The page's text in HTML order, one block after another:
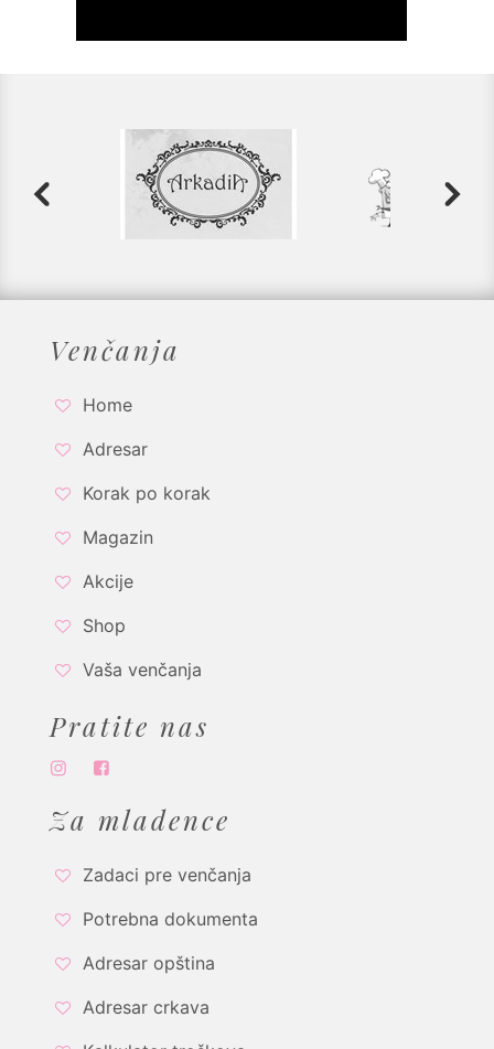
Venčanja
Home
Adresar
Korak po korak
Magazin
Akcije
Shop
Vaša venčanja
Pratite nas
Za mladence
Zadaci pre venčanja
Potrebna dokumenta
Adresar opština
Adresar crkava